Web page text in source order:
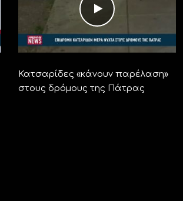
Κατσαρίδες «κάνουν παρέλαση»
στους δρόμους της Πάτρας